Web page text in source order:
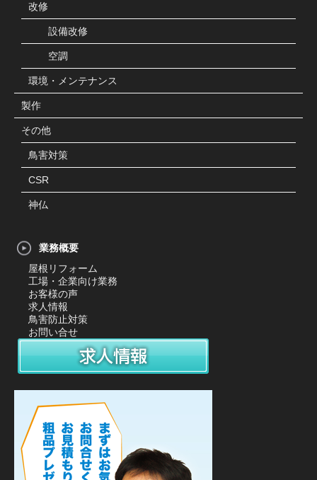
改修
設備改修
空調
環境・メンテナンス
製作
その他
鳥害対策
CSR
神仏
業務概要
屋根リフォーム
工場・企業向け業務
お客様の声
求人情報
鳥害防止対策
お問い合せ